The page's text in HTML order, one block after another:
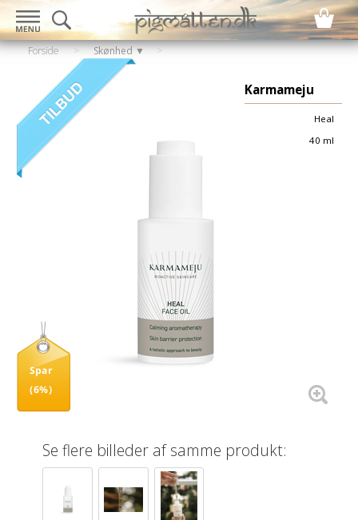
Forside > Skønhed ▼
Karmameju
Heal
40 ml
Spar
(6%)
Se flere billeder af samme produkt: